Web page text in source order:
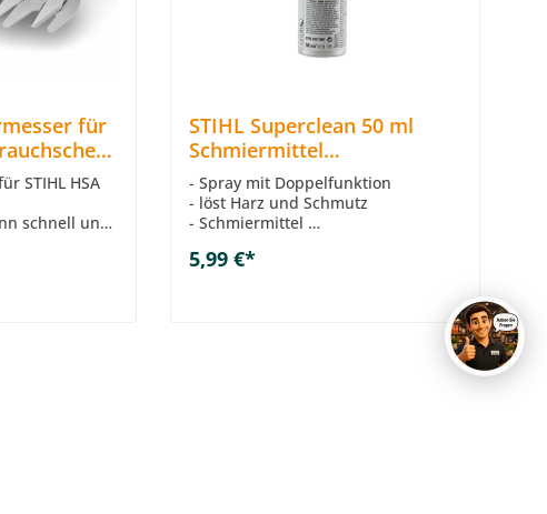
für
STIHL HSA
schnell und
STIHL Superclean 50 ml
Schmiermittel
Korrosionsschutz Harzlöser
- Spray mit Doppelfunktion
- löst Harz und Schmutz
- Schmiermittel
- Inhalt 50 ml
5,99 €*In den Warenkorb